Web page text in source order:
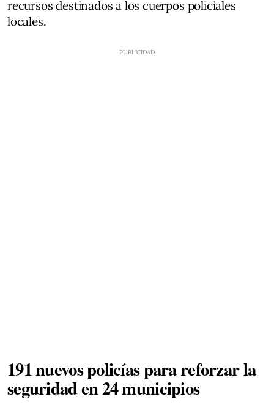
recursos destinados a los cuerpos policiales
locales.
191 nuevos policías para reforzar la
seguridad en 24 municipios